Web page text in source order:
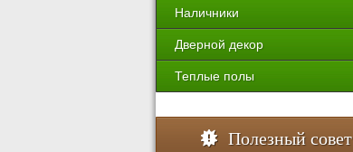
Наличники
Дверной декор
Теплые полы
Полезный совет